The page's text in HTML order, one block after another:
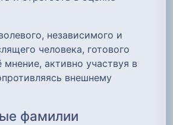
независимого и
человека, готового
мнение, активно участвуя в
внешнему
фамилии